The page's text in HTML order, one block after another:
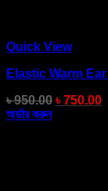
Quick View
Elastic Warm
৳950.00 ৳750.00
অর্ডার করুন